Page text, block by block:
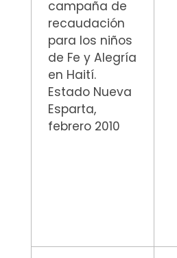
campaña de
recaudación
para los niños
de Fe y Alegría
en Haití.
Estado Nueva
Esparta,
febrero 2010